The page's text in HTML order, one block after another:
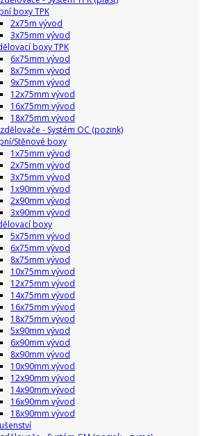
boxy TPK
2x75m vývod
3x75mm vývod
boxy TPK
6x75mm vývod
8x75mm vývod
9x75mm vývod
12x75mm vývod
16x75mm vývod
18x75mm vývod
- Systém OC (pozink)
Stěnové boxy
1x75mm vývod
2x75mm vývod
3x75mm vývod
1x90mm vývod
2x90mm vývod
3x90mm vývod
boxy
5x75mm vývod
6x75mm vývod
8x75mm vývod
10x75mm vývod
12x75mm vývod
14x75mm vývod
16x75mm vývod
18x75mm vývod
5x90mm vývod
6x90mm vývod
8x90mm vývod
10x90mm vývod
12x90mm vývod
14x90mm vývod
16x90mm vývod
18x90mm vývod